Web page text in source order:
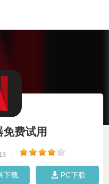
费试用
下载 PC下载